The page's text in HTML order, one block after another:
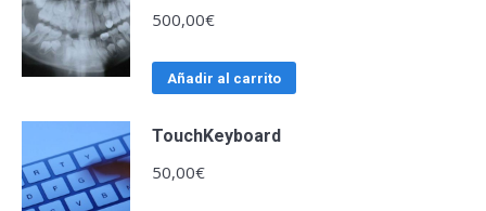
500,00€
Añadir al carrito
TouchKeyboard
50,00€